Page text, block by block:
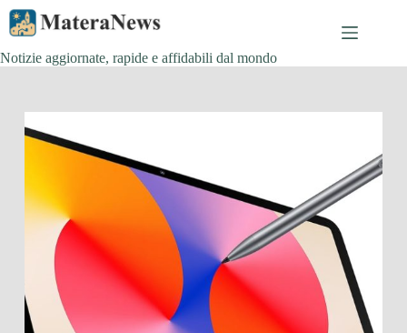
Salta
contenuto
Notizie aggiornate, rapide e affidabili dal mondo